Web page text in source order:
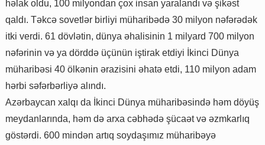
həlak oldu, 100 milyondan çox insan yaralandı və şikəst
qaldı. Təkcə sovetlər birliyi müharibədə 30 milyon nəfərədək
itki verdi. 61 dövlətin, dünya əhalisinin 1 milyard 700 milyon
nəfərinin və ya dörddə üçünün iştirak etdiyi İkinci Dünya
müharibəsi 40 ölkənin ərazisini əhatə etdi, 110 milyon adam
hərbi səfərbərliyə alındı.
Azərbaycan xalqı da İkinci Dünya müharibəsində həm döyüş
meydanlarında, həm də arxa cəbhədə şücaət və əzmkarlıq
göstərdi. 600 mindən artıq soydaşımız müharibəyə